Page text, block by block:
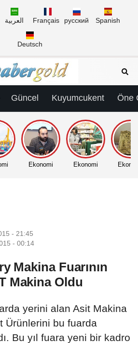
العربية Français русский Spanish
Deutsch
Güncel Kuyumcukent Öne
Ekonomi Ekonomi
- 21:45
- 00:14
Makina Fuarının
Makina Oldu
yerini alan Asit Makina
Ürünlerini bu fuarda
Bu yıl fuara yeni bir kadro